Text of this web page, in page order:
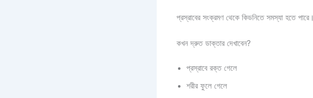
প্রস্রাবের সংক্রমণ থেকে কিডনিতে সমস্যা হতে পারে।
কখন দ্রুত ডাক্তার দেখাবেন?
প্রস্রাবে রক্ত গেলে
শরীর ফুলে গেলে